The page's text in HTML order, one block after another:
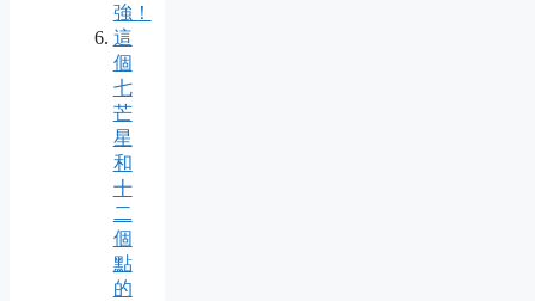
強！
這
個
七
芒
星
和
十
二
個
點
的